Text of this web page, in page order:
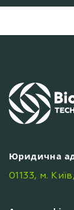
Юридична
01133, м.